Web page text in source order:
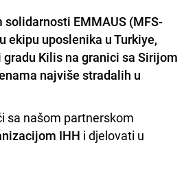
EMMAUS (MFS-
ekipu uposlenika u Turkiye,
Kilis na granici sa Sirijom
najviše stradalih u
sa našom partnerskom
IHH i djelovati u